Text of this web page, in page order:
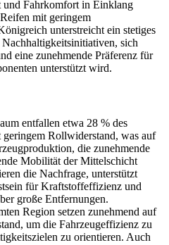
Fahrkomfort in Einklang
mit geringem
unterstreicht ein stetiges
sich
eine zunehmende Präferenz für
unterstützt wird.
entfallen etwa 28 % des
Rollwiderstand, was auf
die zunehmende
Mobilität der Mittelschicht
die Nachfrage, unterstützt
für Kraftstoffeffizienz und
große Entfernungen.
Region setzen zunehmend auf
um die Fahrzeugeffizienz zu
zu orientieren. Auch